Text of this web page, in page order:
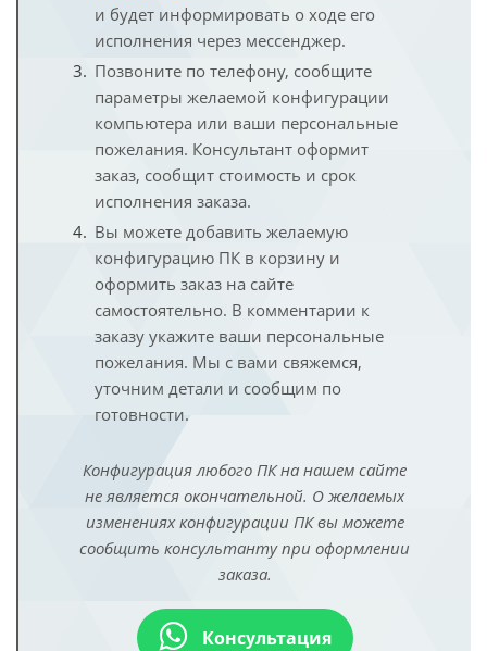
и будет информировать о ходе его
исполнения через мессенджер.
Позвоните по телефону, сообщите
параметры желаемой конфигурации
компьютера или ваши персональные
пожелания. Консультант оформит
заказ, сообщит стоимость и срок
исполнения заказа.
Вы можете добавить желаемую
конфигурацию ПК в корзину и
оформить заказ на сайте
самостоятельно. В комментарии к
заказу укажите ваши персональные
пожелания. Мы с вами свяжемся,
уточним детали и сообщим по
готовности.
Конфигурация любого ПК на нашем сайте
не является окончательной. О желаемых
изменениях конфигурации ПК вы можете
сообщить консультанту при оформлении
заказа.
Консультация